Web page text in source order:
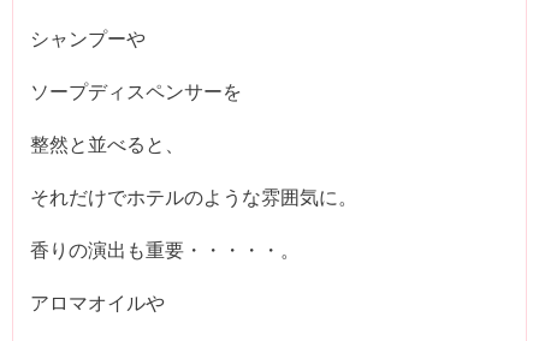
シャンプーや
ソープディスペンサーを
整然と並べると、
それだけでホテルのような雰囲気に。
香りの演出も重要・・・・・。
アロマオイルや